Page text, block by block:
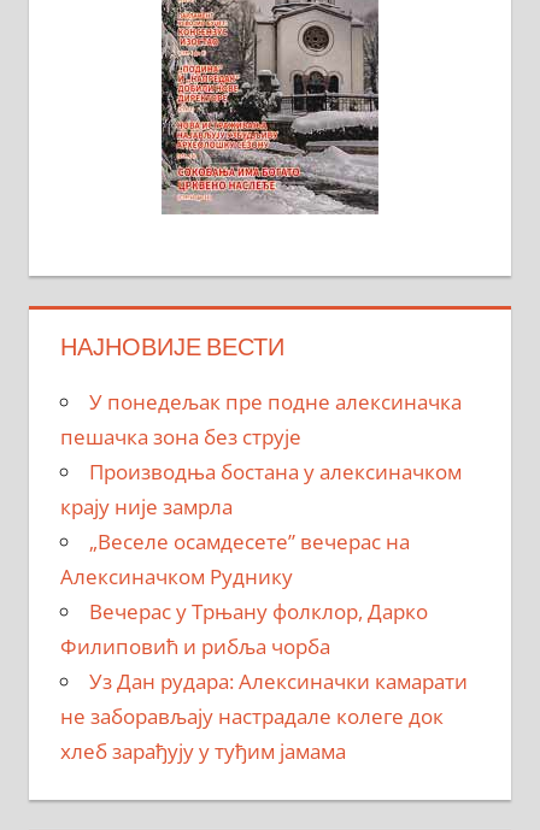
НАЈНОВИЈЕ ВЕСТИ
У понедељак пре подне алексиначка
пешачка зона без струје
Производња бостана у алексиначком
крају није замрла
„Веселе осамдесете” вечерас на
Алексиначком Руднику
Вечерас у Трњану фолклор, Дарко
Филиповић и рибља чорба
Уз Дан рудара: Алексиначки камарати
не заборављају настрадале колеге док
хлеб зарађују у туђим јамама